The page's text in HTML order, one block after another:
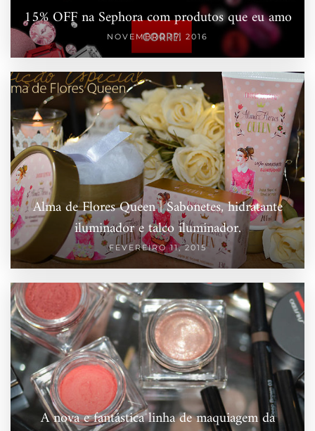
15% OFF na Sephora com produtos que eu amo
NOVEMBRO 17, 2016
Alma de Flores Queen | Sabonetes, hidratante
iluminador e talco iluminador.
FEVEREIRO 11, 2015
A nova e fantástica linha de maquiagem da